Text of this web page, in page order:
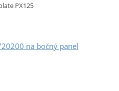
PX125
na bočný panel